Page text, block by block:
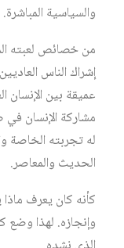
والسياسية المباشرة.
من خصائص لعبته
إشراك الناس
عميقة بين الإنسان
مشاركة الإنسان
له تجربته الخاصة
الحديث والمعاصر.
كأنه كان يعرف
وإنجازه. لهذا وضع